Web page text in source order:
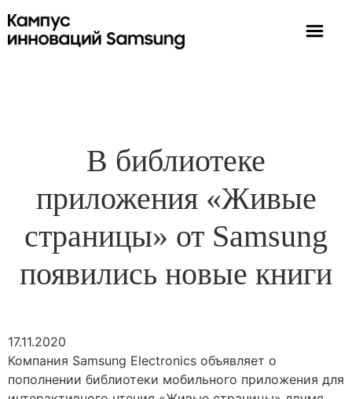
В библиотеке
приложения «Живые
страницы» от Samsung
появились новые книги
17.11.2020
Компания Samsung Electronics объявляет о
пополнении библиотеки мобильного приложения для